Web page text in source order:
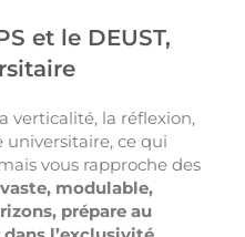
et le DEUST,
verticalité, la réflexion,
universitaire, ce qui
vous rapproche des
vaste, modulable,
prépare au